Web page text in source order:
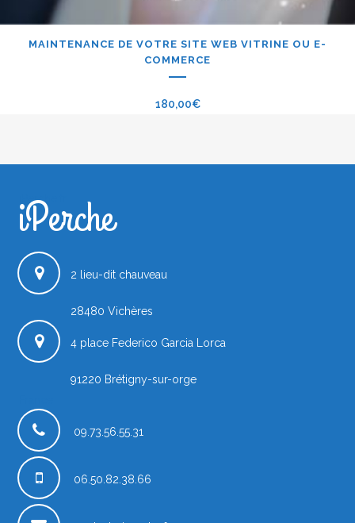
MAINTENANCE DE VOTRE SITE WEB VITRINE OU E-
COMMERCE
180,00€
iPerche.fr
iPerche
2 lieu-dit chauveau
28480 Vichères
4 place Federico Garcia Lorca
91220 Brétigny-sur-orge
09.73.56.55.31
06.50.82.38.66